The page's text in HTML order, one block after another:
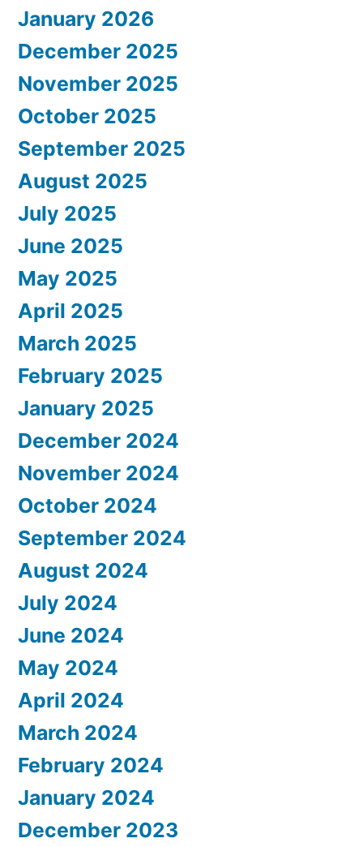
January 2026
December 2025
November 2025
October 2025
September 2025
August 2025
July 2025
June 2025
May 2025
April 2025
March 2025
February 2025
January 2025
December 2024
November 2024
October 2024
September 2024
August 2024
July 2024
June 2024
May 2024
April 2024
March 2024
February 2024
January 2024
December 2023